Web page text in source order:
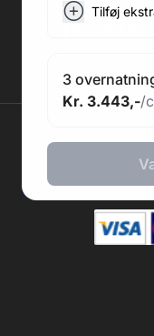
Tilføj
3
Kr. 3.443,-/